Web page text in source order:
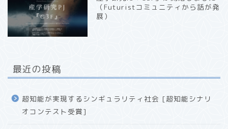
（Futuristコミュニティから話が発
展）
最近の投稿
超知能が実現するシンギュラリティ社会 [超知能シナリ
オコンテスト受賞]